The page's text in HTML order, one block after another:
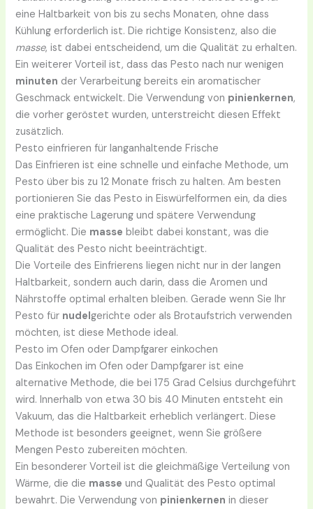
eine Haltbarkeit von bis zu sechs Monaten, ohne dass
Kühlung erforderlich ist. Die richtige Konsistenz, also die
masse, ist dabei entscheidend, um die Qualität zu erhalten.
Ein weiterer Vorteil ist, dass das Pesto nach nur wenigen
minuten der Verarbeitung bereits ein aromatischer
Geschmack entwickelt. Die Verwendung von pinienkernen,
die vorher geröstet wurden, unterstreicht diesen Effekt
zusätzlich.
Pesto einfrieren für langanhaltende Frische
Das Einfrieren ist eine schnelle und einfache Methode, um
Pesto über bis zu 12 Monate frisch zu halten. Am besten
portionieren Sie das Pesto in Eiswürfelformen ein, da dies
eine praktische Lagerung und spätere Verwendung
ermöglicht. Die masse bleibt dabei konstant, was die
Qualität des Pesto nicht beeinträchtigt.
Die Vorteile des Einfrierens liegen nicht nur in der langen
Haltbarkeit, sondern auch darin, dass die Aromen und
Nährstoffe optimal erhalten bleiben. Gerade wenn Sie Ihr
Pesto für nudelgerichte oder als Brotaufstrich verwenden
möchten, ist diese Methode ideal.
Pesto im Ofen oder Dampfgarer einkochen
Das Einkochen im Ofen oder Dampfgarer ist eine
alternative Methode, die bei 175 Grad Celsius durchgeführt
wird. Innerhalb von etwa 30 bis 40 Minuten entsteht ein
Vakuum, das die Haltbarkeit erheblich verlängert. Diese
Methode ist besonders geeignet, wenn Sie größere
Mengen Pesto zubereiten möchten.
Ein besonderer Vorteil ist die gleichmäßige Verteilung von
Wärme, die die masse und Qualität des Pesto optimal
bewahrt. Die Verwendung von pinienkernen in dieser